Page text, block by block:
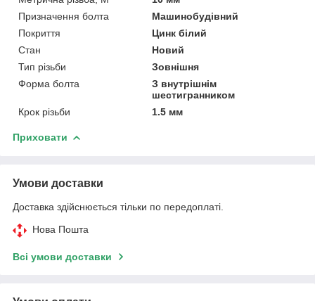
Призначення болта
Машинобудівний
Покриття
Цинк білий
Стан
Новий
Тип різьби
Зовнішня
Форма болта
З внутрішнім
шестигранником
Крок різьби
1.5 мм
Приховати
Умови доставки
Доставка здійснюється тільки по передоплаті.
Нова Пошта
Всі умови доставки